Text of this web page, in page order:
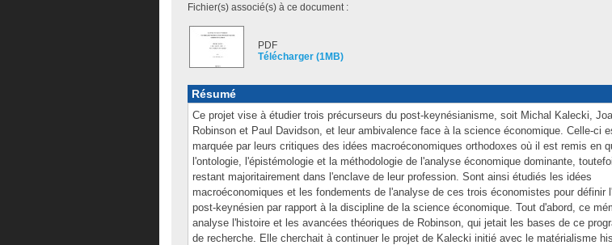
Fichier(s) associé(s) à ce document :
PDF
Télécharger (1MB)
Résumé
Ce projet vise à étudier trois précurseurs du post-keynésianisme, soit Michal Kalecki,
Robinson et Paul Davidson, et leur ambivalence face à la science économique. Celle-ci
marquée par leurs critiques des idées macroéconomiques orthodoxes où il est remis en
l'ontologie, l'épistémologie et la méthodologie de l'analyse économique dominante,
restant majoritairement dans l'enclave de leur profession. Sont ainsi étudiés les idées
macroéconomiques et les fondements de l'analyse de ces trois économistes pour définir
post-keynésien par rapport à la discipline de la science économique. Tout d'abord, ce
analyse l'histoire et les avancées théoriques de Robinson, qui jetait les bases de ce
de recherche. Elle cherchait à continuer le projet de Kalecki initié avec le matérialisme